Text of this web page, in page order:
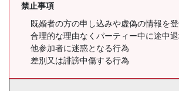
禁止事項
既婚者の方の申し込みや虚偽の情報を
合理的な理由なくパーティー中に途中
他参加者に迷惑となる行為
差別又は誹謗中傷する行為